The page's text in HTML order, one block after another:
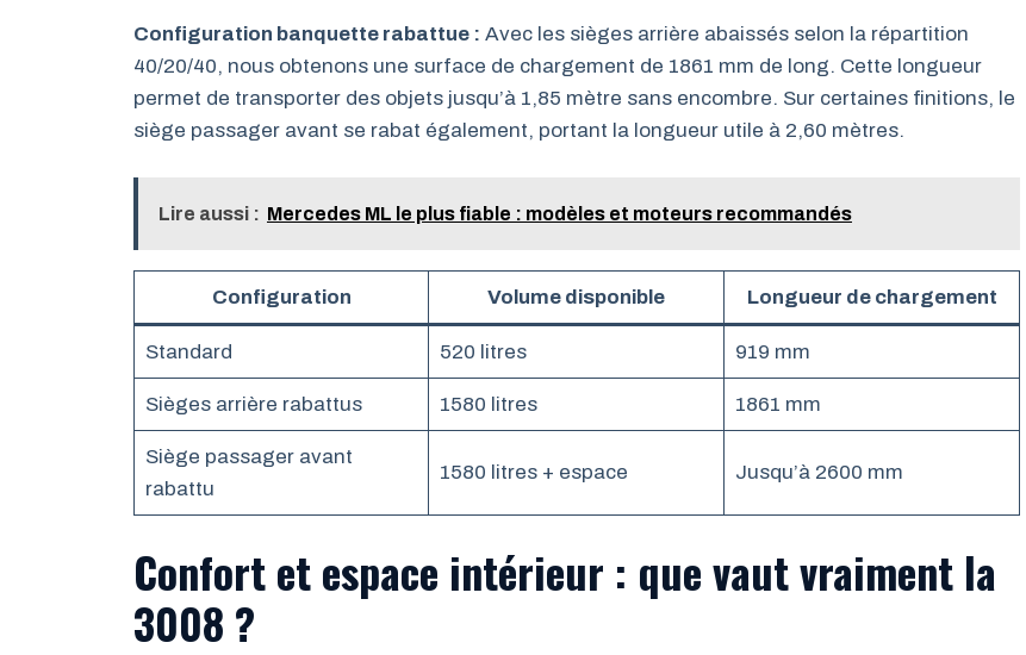
Configuration banquette rabattue : Avec les sièges arrière abaissés selon la répartition
40/20/40, nous obtenons une surface de chargement de 1861 mm de long. Cette longueur
permet de transporter des objets jusqu’à 1,85 mètre sans encombre. Sur certaines finitions, le
siège passager avant se rabat également, portant la longueur utile à 2,60 mètres.
Lire aussi : Mercedes ML le plus fiable : modèles et moteurs recommandés
Configuration Volume disponible Longueur de chargement
Standard 520 litres 919 mm
Sièges arrière rabattus 1580 litres 1861 mm
Siège passager avant
rabattu
1580 litres + espace Jusqu’à 2600 mm
Confort et espace intérieur : que vaut vraiment la
3008 ?